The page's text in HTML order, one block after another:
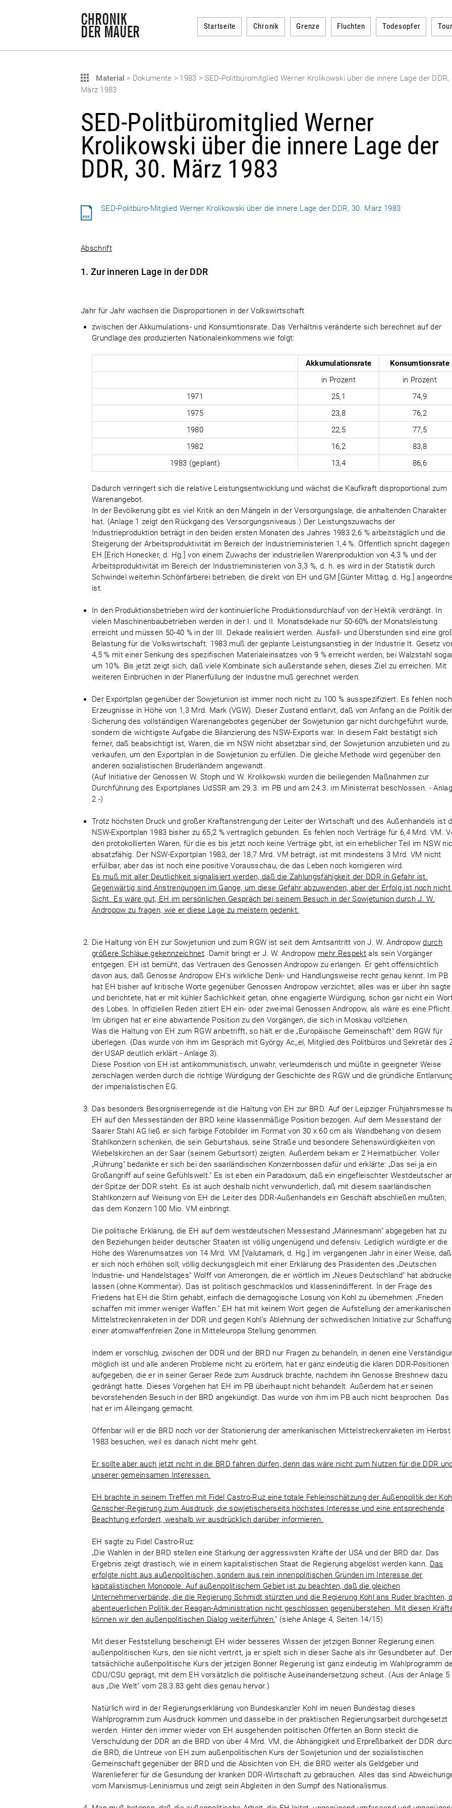
Startseite Chronik Grenze Fluchten Todesopfer Tour
Material > Dokumente > 1983 > SED-Politbüromitglied Werner Krolikowski über die innere Lage der DDR,
März 1983
SED-Politbüromitglied Werner
Krolikowski über die innere Lage der
DDR, 30. März 1983
SED-Politbüro-Mitglied Werner Krolikowski über die innere Lage der DDR, 30. März 1983
Abschrift
1. Zur inneren Lage in der DDR
Jahr für Jahr wachsen die Disproportionen in der Volkswirtschaft
zwischen der Akkumulations- und Konsumtionsrate. Das Verhältnis veränderte sich berechnet auf der
Grundlage des produzierten Nationaleinkommens wie folgt:
Akkumulationsrate
Konsumtionsrate
in Prozent
in Prozent
1971
25,1
74,9
1975
23,8
76,2
1980
22,5
77,5
1982
16,2
83,8
1983 (geplant)
13,4 86,6
Dadurch verringert sich die relative Leistungsentwicklung und wächst die Kaufkraft disproportional zum
Warenangebot.
In der Bevölkerung gibt es viel Kritik an den Mängeln in der Versorgungslage, die anhaltenden Charakter
hat. (Anlage 1 zeigt den Rückgang des Versorgungsniveaus.) Der Leistungszuwachs der
Industrieproduktion beträgt in den beiden ersten Monaten des Jahres 1983 2,6 % arbeitstäglich und die
Steigerung der Arbeitsproduktivität im Bereich der Industrieministerien 1,4 %. Öffentlich spricht dagegen
EH [Erich Honecker, d. Hg.] von einem Zuwachs der industriellen Warenproduktion von 4,3 % und der
Arbeitsproduktivität im Bereich der Industrieministerien von 3,3 %, d. h. es wird in der Statistik durch
Schwindel weiterhin Schönfärberei betrieben, die direkt von EH und GM [Günter Mittag, d. Hg.]
ist.
In den Produktionsbetrieben wird der kontinuierliche Produktionsdurchlauf von der Hektik verdrängt. In
vielen Maschinenbaubetrieben werden in der I. und II. Monatsdekade nur 50-60% der Monatsleistung
erreicht und müssen 50-40 % in der III. Dekade realisiert werden. Ausfall- und Überstunden sind eine
Belastung für die Volkswirtschaft. 1983 muß der geplante Leistungsanstieg in der Industrie lt. Gesetz
4,5 % mit einer Senkung des spezifischen Materialeinsatzes von 9 % erreicht werden, bei Walzstahl
um 10%. Bis jetzt zeigt sich, daß viele Kombinate sich außerstande sehen, dieses Ziel zu erreichen. Mit
weiteren Einbrüchen in der Planerfüllung der Industrie muß gerechnet werden.
Der Exportplan gegenüber der Sowjetunion ist immer noch nicht zu 100 % ausspezifiziert. Es fehlen noch
Erzeugnisse in Höhe von 1,3 Mrd. Mark (VGW). Dieser Zustand entlarvt, daß von Anfang an die Politik der
Sicherung des vollständigen Warenangebotes gegenüber der Sowjetunion gar nicht durchgeführt wurde,
sondern die wichtigste Aufgabe die Bilanzierung des NSW-Exports war. In diesem Fakt bestätigt sich
ferner, daß beabsichtigt ist, Waren, die im NSW nicht absetzbar sind, der Sowjetunion anzubieten und zu
verkaufen, um den Exportplan in die Sowjetunion zu erfüllen. Die gleiche Methode wird gegenüber den
anderen sozialistischen Bruderländern angewandt.
(Auf Initiative der Genossen W. Stoph und W. Krolikowski wurden die beiliegenden Maßnahmen zur
Durchführung des Exportplanes UdSSR am 29.3. im PB und am 24.3. im Ministerrat beschlossen. -
2 -)
Trotz höchsten Druck und großer Kraftanstrengung der Leiter der Wirtschaft und des Außenhandels ist
NSW-Exportplan 1983 bisher zu 65,2 % vertraglich gebunden. Es fehlen noch Verträge für 6,4 Mrd. VM.
den protokollierten Waren, für die es bis jetzt noch keine Verträge gibt, ist ein erheblicher Teil im NSW
absatzfähig. Der NSW-Exportplan 1983, der 18,7 Mrd. VM beträgt, ist mit mindestens 3 Mrd. VM nicht
erfüllbar, aber das ist noch eine positive Vorausschau, die das Leben noch korrigieren wird.
Es muß mit aller Deutlichkeit signalisiert werden, daß die Zahlungsfähigkeit der DDR in Gefahr ist.
Gegenwärtig sind Anstrengungen im Gange, um diese Gefahr abzuwenden, aber der Erfolg ist noch nicht
Sicht. Es wäre gut, EH im persönlichen Gespräch bei seinem Besuch in der Sowjetunion durch J. W.
Andropow zu fragen, wie er diese Lage zu meistern gedenkt.
Die Haltung von EH zur Sowjetunion und zum RGW ist seit dem Amtsantritt von J. W. Andropowdurch
größere Schläue gekennzeichnet. Damit bringt er J. W. Andropow mehr Respekt als sein Vorgänger
entgegen. EH ist bemüht, das Vertrauen des Genossen Andropow zu erlangen. Er geht offensichtlich
davon aus, daß Genosse Andropow EH's wirkliche Denk- und Handlungsweise recht genau kennt. Im PB
hat EH bisher auf kritische Worte gegenüber Genossen Andropow verzichtet; alles was er über ihn sagte
und berichtete, hat er mit kühler Sachlichkeit getan, ohne engagierte Würdigung, schon gar nicht ein
des Lobes. In offiziellen Reden zitiert EH ein- oder zweimal Genossen Andropow, als wäre es eine Pflicht.
Im übrigen hat er eine abwartende Position zu den Vorgängen, die sich in Moskau vollziehen.
Was die Haltung von EH zum RGW anbetrifft, so hält er die „Europäische Gemeinschaft" dem RGW für
überlegen. (Das wurde von ihm im Gespräch mit György Ac_el, Mitglied des Politbüros und Sekretär des
der USAP deutlich erklärt - Anlage 3).
Diese Position von EH ist antikommunistisch, unwahr, verleumderisch und müßte in geeigneter Weise
zerschlagen werden durch die richtige Würdigung der Geschichte des RGW und die gründliche
der imperialistischen EG.
Das besonders Besorgniserregende ist die Haltung von EH zur BRD. Auf der Leipziger Frühjahrsmesse
EH auf den Messeständen der BRD keine klassenmäßige Position bezogen. Auf dem Messestand der
Saarer Stahl AG ließ er sich farbige Fotobilder im Format von 30 x 60 cm als Wandbehang von diesem
Stahlkonzern schenken, die sein Geburtshaus, seine Straße und besondere Sehenswürdigkeiten von
Wiebelskirchen an der Saar (seinem Geburtsort) zeigten. Außerdem bekam er 2 Heimatbücher. Voller
„Rührung" bedankte er sich bei den saarländischen Konzernbossen dafür und erklärte: „Das sei ja ein
Großangriff auf seine Gefühlswelt." Es ist eben ein Paradoxum, daß ein eingefleischter Westdeutscher
der Spitze der DDR steht. Es ist auch deshalb nicht verwunderlich, daß mit diesem saarländischen
Stahlkonzern auf Weisung von EH die Leiter des DDR-Außenhandels ein Geschäft abschließen mußten,
das dem Konzern 100 Mio. VM einbringt.
Die politische Erklärung, die EH auf dem westdeutschen Messestand „Mannesmann" abgegeben hat zu
den Beziehungen beider deutscher Staaten ist völlig ungenügend und defensiv. Lediglich würdigte er die
Höhe des Warenumsatzes von 14 Mrd. VM [Valutamark, d. Hg.] im vergangenen Jahr in einer Weise, daß
er sich noch erhöhen soll; völlig deckungsgleich mit einer Erklärung des Präsidenten des „Deutschen
Industrie- und Handelstages" Wolff von Amerongen, die er wörtlich im „Neues Deutschland" hat
lassen (ohne Kommentar). Das ist politisch geschmacklos und klassenindifferent. In der Frage des
Friedens hat EH die Stirn gehabt, einfach die demagogische Losung von Kohl zu übernehmen: „Frieden
schaffen mit immer weniger Waffen." EH hat mit keinem Wort gegen die Aufstellung der amerikanischen
Mittelstreckenraketen in der DDR und gegen Kohl's Ablehnung der schwedischen Initiative zur Schaffung
einer atomwaffenfreien Zone in Mitteleuropa Stellung genommen.
Indem er vorschlug, zwischen der DDR und der BRD nur Fragen zu behandeln, in denen eine
möglich ist und alle anderen Probleme nicht zu erörtern, hat er ganz eindeutig die klaren DDR-Positionen
aufgegeben, die er in seiner Geraer Rede zum Ausdruck brachte, nachdem ihn Genosse Breshnew dazu
gedrängt hatte. Dieses Vorgehen hat EH im PB überhaupt nicht behandelt. Außerdem hat er seinen
bevorstehenden Besuch in der BRD angekündigt. Das wurde von ihm im PB auch nicht besprochen. Das
hat er im Alleingang gemacht.
Offenbar will er die BRD noch vor der Stationierung der amerikanischen Mittelstreckenraketen im Herbst
1983 besuchen, weil es danach nicht mehr geht.
Er sollte aber auch jetzt nicht in die BRD fahren dürfen, denn das wäre nicht zum Nutzen für die DDR
unserer gemeinsamen Interessen.
EH brachte in seinem Treffen mit Fidel Castro-Ruz eine totale Fehleinschätzung der Außenpolitik der
Genscher-Regierung zum Ausdruck, die sowjetischerseits höchstes Interesse und eine entsprechende
Beachtung erfordert, weshalb wir ausdrücklich darüber informieren.
EH sagte zu Fidel Castro-Ruz:
„Die Wahlen in der BRD stellen eine Stärkung der aggressivsten Kräfte der USA und der BRD dar. Das
Ergebnis zeigt drastisch, wie in einem kapitalistischen Staat die Regierung abgelöst werden kann. Das
erfolgte nicht aus außenpolitischen, sondern aus rein innenpolitischen Gründen im Interesse der
kapitalistischen Monopole. Auf außenpolitischem Gebiet ist zu beachten, daß die gleichen
Unternehmerverbände, die die Regierung Schmidt stürzten und die Regierung Kohl ans Ruder brachten,
abenteuerlichen Politik der Reagan-Administration nicht geschlossen gegenüberstehen. Mit diesen
können wir den außenpolitischen Dialog weiterführen." (siehe Anlage 4, Seiten 14/15)
Mit dieser Feststellung bescheinigt EH wider besseres Wissen der jetzigen Bonner Regierung einen
außenpolitischen Kurs, den sie nicht vertritt, ja er spielt sich in dieser Sache als ihr Gesundbeter auf. Der
tatsächliche außenpolitische Kurs der jetzigen Bonner Regierung ist ganz eindeutig im Wahlprogramm
CDU/CSU geprägt, mit dem EH vorsätzlich die politische Auseinandersetzung scheut. (Aus der Anlage 5
aus „Die Welt" vom 28.3.83 geht dies genau hervor.)
Natürlich wird in der Regierungserklärung von Bundeskanzler Kohl im neuen Bundestag dieses
Wahlprogramm zum Ausdruck kommen und dasselbe in der praktischen Regierungsarbeit durchgesetzt
werden. Hinter den immer wieder von EH ausgehenden politischen Offerten an Bonn steckt die
Verschuldung der DDR an die BRD von über 4 Mrd. VM, die Abhängigkeit und Erpreßbarkeit der DDR
die BRD, die Untreue von EH zum außenpolitischen Kurs der Sowjetunion und der sozialistischen
Gemeinschaft gegenüber der BRD und die Absichten von EH, die BRD weiter als Geldgeber und
Warenlieferer für die Gesundung der kranken DDR-Wirtschaft zu gebrauchen. Alles das sind
vom Marxismus-Leninismus und zeigt sein Abgleiten in den Sumpf des Nationalismus.